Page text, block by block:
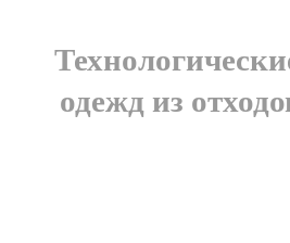
одежд из